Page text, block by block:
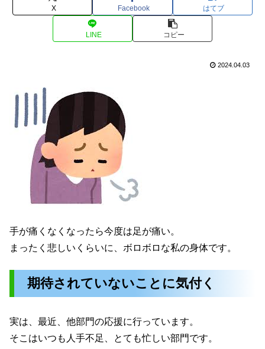
X Facebook はてブ
LINE コピー
2024.04.03
手が痛くなくなったら今度は足が痛い。
まったく悲しいくらいに、ボロボロな私の身体です。
期待されていないことに気付く
実は、最近、他部門の応援に行っています。
そこはいつも人手不足、とても忙しい部門です。